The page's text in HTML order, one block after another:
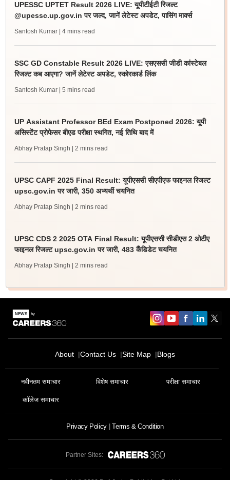
UPESSC UPTET Result 2026 LIVE: यूपीटीईटी रिजल्ट
@upessc.up.gov.in पर जल्द, जानें लेटेस्ट अपडेट, पासिंग मार्क्स
Santosh Kumar | 4 mins read
SSC GD Constable Result 2026 LIVE: एसएससी जीडी कांस्टेबल
रिजल्ट कब आएगा? जानें लेटेस्ट अपडेट, स्कोरकार्ड लिंक
Santosh Kumar | 5 mins read
UP Assistant Professor BEd Exam Postponed 2026: यूपी
असिस्टेंट प्रोफेसर बीएड परीक्षा स्थगित, नई तिथि बाद में
Abhay Pratap Singh | 2 mins read
UPSC CAPF 2025 Final Result: यूपीएससी सीएपीएफ फाइनल रिजल्ट
upsc.gov.in पर जारी, 350 अभ्यर्थी चयनित
Abhay Pratap Singh | 2 mins read
UPSC CDS 2 2025 OTA Final Result: यूपीएससी सीडीएस 2 ओटीए
फाइनल रिजल्ट upsc.gov.in पर जारी, 483 कैंडिडेट चयनित
Abhay Pratap Singh | 2 mins read
About Contact Us Site Map Blogs
नवीनतम समाचार विशेष समाचार परीक्षा समाचार
कॉलेज समाचार
Privacy Policy Terms & Condition
Partner Sites: